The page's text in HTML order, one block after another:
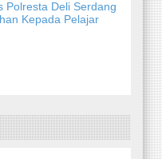
Polresta Deli Serdang
Kepada Pelajar